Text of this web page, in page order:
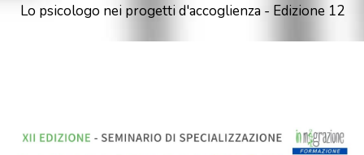
Lo psicologo nei progetti d'accoglienza - Edizione 12